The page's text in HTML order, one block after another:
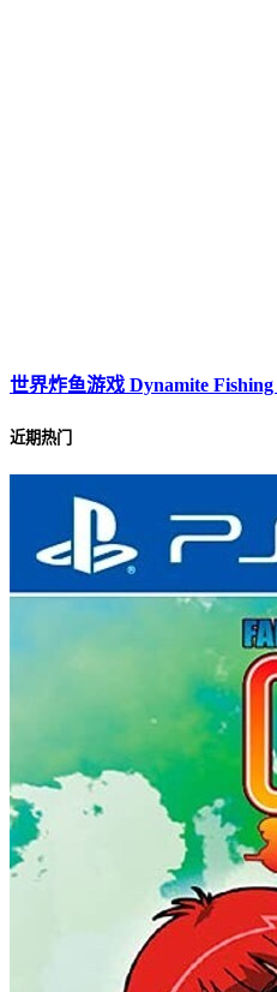
世界炸鱼游戏 Dynamite Fishing
近期热门